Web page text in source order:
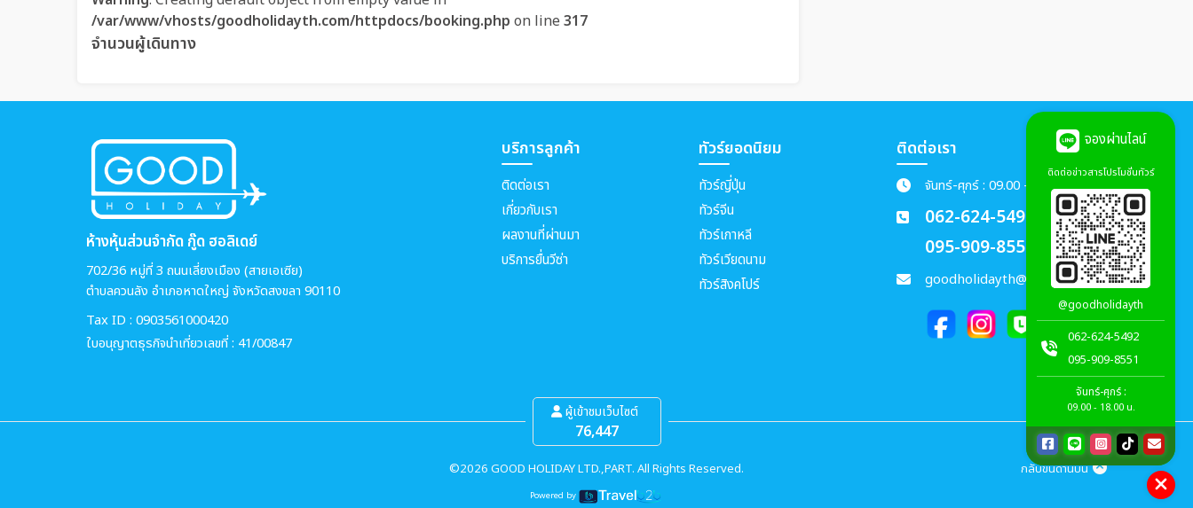
/var/www/vhosts/goodholidayth.com/httpdocs/booking.php on line 317
จำนวนผู้เดินทาง
ห้างหุ้นส่วนจำกัด กู๊ด ฮอลิเดย์
702/36 หมู่ที่ 3 ถนนเลี่ยงเมือง (สายเอเซีย)
ตำบลควนลัง อำเภอหาดใหญ่ จังหวัดสงขลา 90110
Tax ID : 0903561000420
ใบอนุญาตธุรกิจนำเที่ยวเลขที่ : 41/00847
บริการลูกค้า
ติดต่อเรา
เกี่ยวกับเรา
ผลงานที่ผ่านมา
บริการยื่นวีซ่า
ทัวร์ยอดนิยม
ทัวร์ญี่ปุ่น
ทัวร์จีน
ทัวร์เกาหลี
ทัวร์เวียดนาม
ทัวร์สิงคโปร์
ติดต่อเรา
จันทร์-ศุกร์ : 09.00 - 18.00 น.
062-624-5492
095-909-8551
goodholidayth@gmail.com
ผู้เข้าชมเว็บไซต์
76,447
©2026 GOOD HOLIDAY LTD.,PART. All Rights Reserved. กลับขึ้นด้านบน
Powered by
จองผ่านไลน์
ติดต่อข่าวสารโปรโมชั่นทัวร์
@goodholidayth
062-624-5492
095-909-8551
จันทร์-ศุกร์ :
09.00 - 18.00 น.